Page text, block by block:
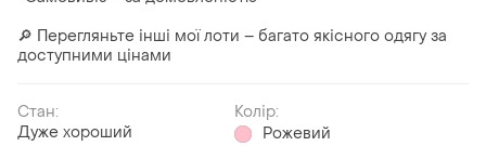
🔎 Перегляньте інші мої лоти – багато якісного одягу за
доступними цінами
Стан:
Дуже хороший
Колір:
Рожевий